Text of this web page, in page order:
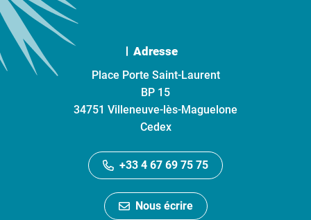
Adresse
Place Porte Saint-Laurent
BP 15
34751 Villeneuve-lès-Maguelone
Cedex
+33 4 67 69 75 75
Nous écrire